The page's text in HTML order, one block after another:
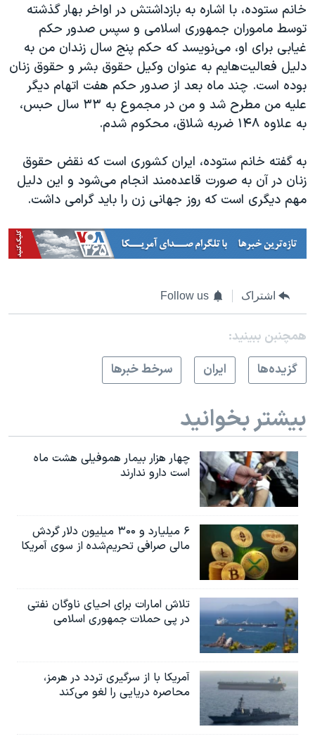
خانم ستوده، با اشاره به بازداشتش در اواخر بهار گذشته
توسط ماموران جمهوری اسلامی و سپس صدور حکم
غیابی برای او، می‌نویسد که حکم پنج سال زندان من به
دلیل فعالیت‌هایم به عنوان وکیل حقوق بشر و حقوق زنان
بوده است. چند ماه بعد از صدور حکم هفت اتهام دیگر
علیه من مطرح شد و من در مجموع به ۳۳ سال حبس،
به علاوه ۱۴۸ ضربه شلاق، محکوم شدم.
به گفته خانم ستوده، ایران کشوری است که نقض حقوق
زنان در آن به صورت قاعده‌مند انجام می‌شود و این دلیل
مهم دیگری است که روز جهانی زن را باید گرامی داشت.
اشتراک Follow us
همچنبن ببینید:
گزيده‌ها
ايران سرخط خبرها
بیشتر بخوانید
چهار هزار بیمار هموفیلی هشت ماه
است دارو ندارند
۶ میلیارد و ۳۰۰ میلیون دلار گردش
مالی صرافی تحریم‌شده از سوی آمریکا
تلاش امارات برای احیای ناوگان نفتی
در پی حملات جمهوری اسلامی
آمریکا با از سرگیری تردد در هرمز،
محاصره دریایی را لغو می‌کند